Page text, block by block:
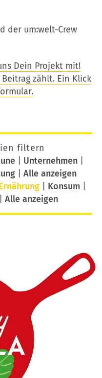
der um:welt-Crew
Dein Projekt mit!
zählt. Ein Klick
filtern
| Unternehmen|
| Alle anzeigen
Konsum
Alle anzeigen